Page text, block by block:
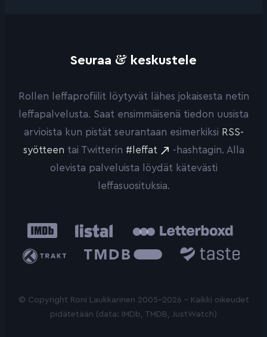
Seuraa & keskustele
Rollen leffaprofiilit löytyvät lähes jokaisesta netin
leffapalvelusta. Saat ensimmäisenä tiedon uusista
arvioista kun pistät seurantaan esimerkiksi RSS-
syötteen tai Twitterin #leffat
-hashtagin. Alla
olevista palveluista löydät kätevästi
leffasuosituksia.
IMDb Listal
Trakt
Database
© Copyright Roni Laukkarinen 2005-2026 - Kaikki oikeudet
pidätetään (data: IMDb, TMDB, JustWatch)